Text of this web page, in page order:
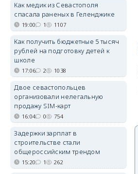
Как медик из Севастополя
спасала раненых в Геленджике
19:00 1 1107
Как получить бюджетные 5 тысяч
рублей на подготовку детей к
школе
17:06 2 1038
Двое севастопольцев
организовали нелегальную
продажу SIM-карт
16:04 0 754
Задержки зарплат в
строительстве стали
общероссийским трендом
15:20 1 262